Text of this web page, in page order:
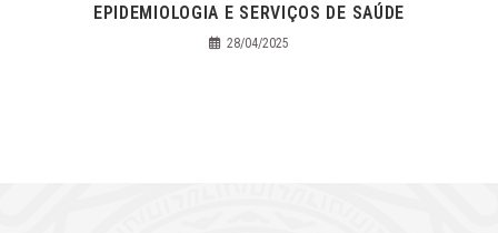
EPIDEMIOLOGIA E SERVIÇOS DE SAÚDE
28/04/2025